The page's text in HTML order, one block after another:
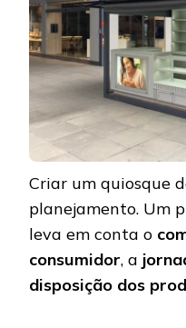
Criar um quiosque
planejamento. Um
leva em conta o
consumidor, a
disposição dos